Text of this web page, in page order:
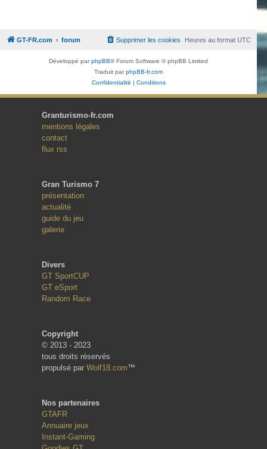
GT-FR.com forum Heures au formatUTC
Supprimer les cookies
Développé parphpBB® Forum Software © phpBB Limited
Traduit parphpBB-fr.com
Confidentialité | Conditions
Granturismo-fr.com
mentions légales
contact
flux rss
Gran Turismo 7
présentation
actualité
guide du jeu
galerie
Divers
GT SportCUP
GT eSport
Random Race
Copyright
© 2013 - 2023
tous droits réservés
propulsé par Wolf18.com™
Nos partenaires
GTAFR
Annuaire jeux
Instant-Gaming